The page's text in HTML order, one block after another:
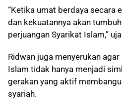
“Ketika umat berdaya secara
dan kekuatannya akan
perjuangan Syarikat Islam,”
Ridwan juga menyerukan
Islam tidak hanya menjadi
gerakan yang aktif
syariah.